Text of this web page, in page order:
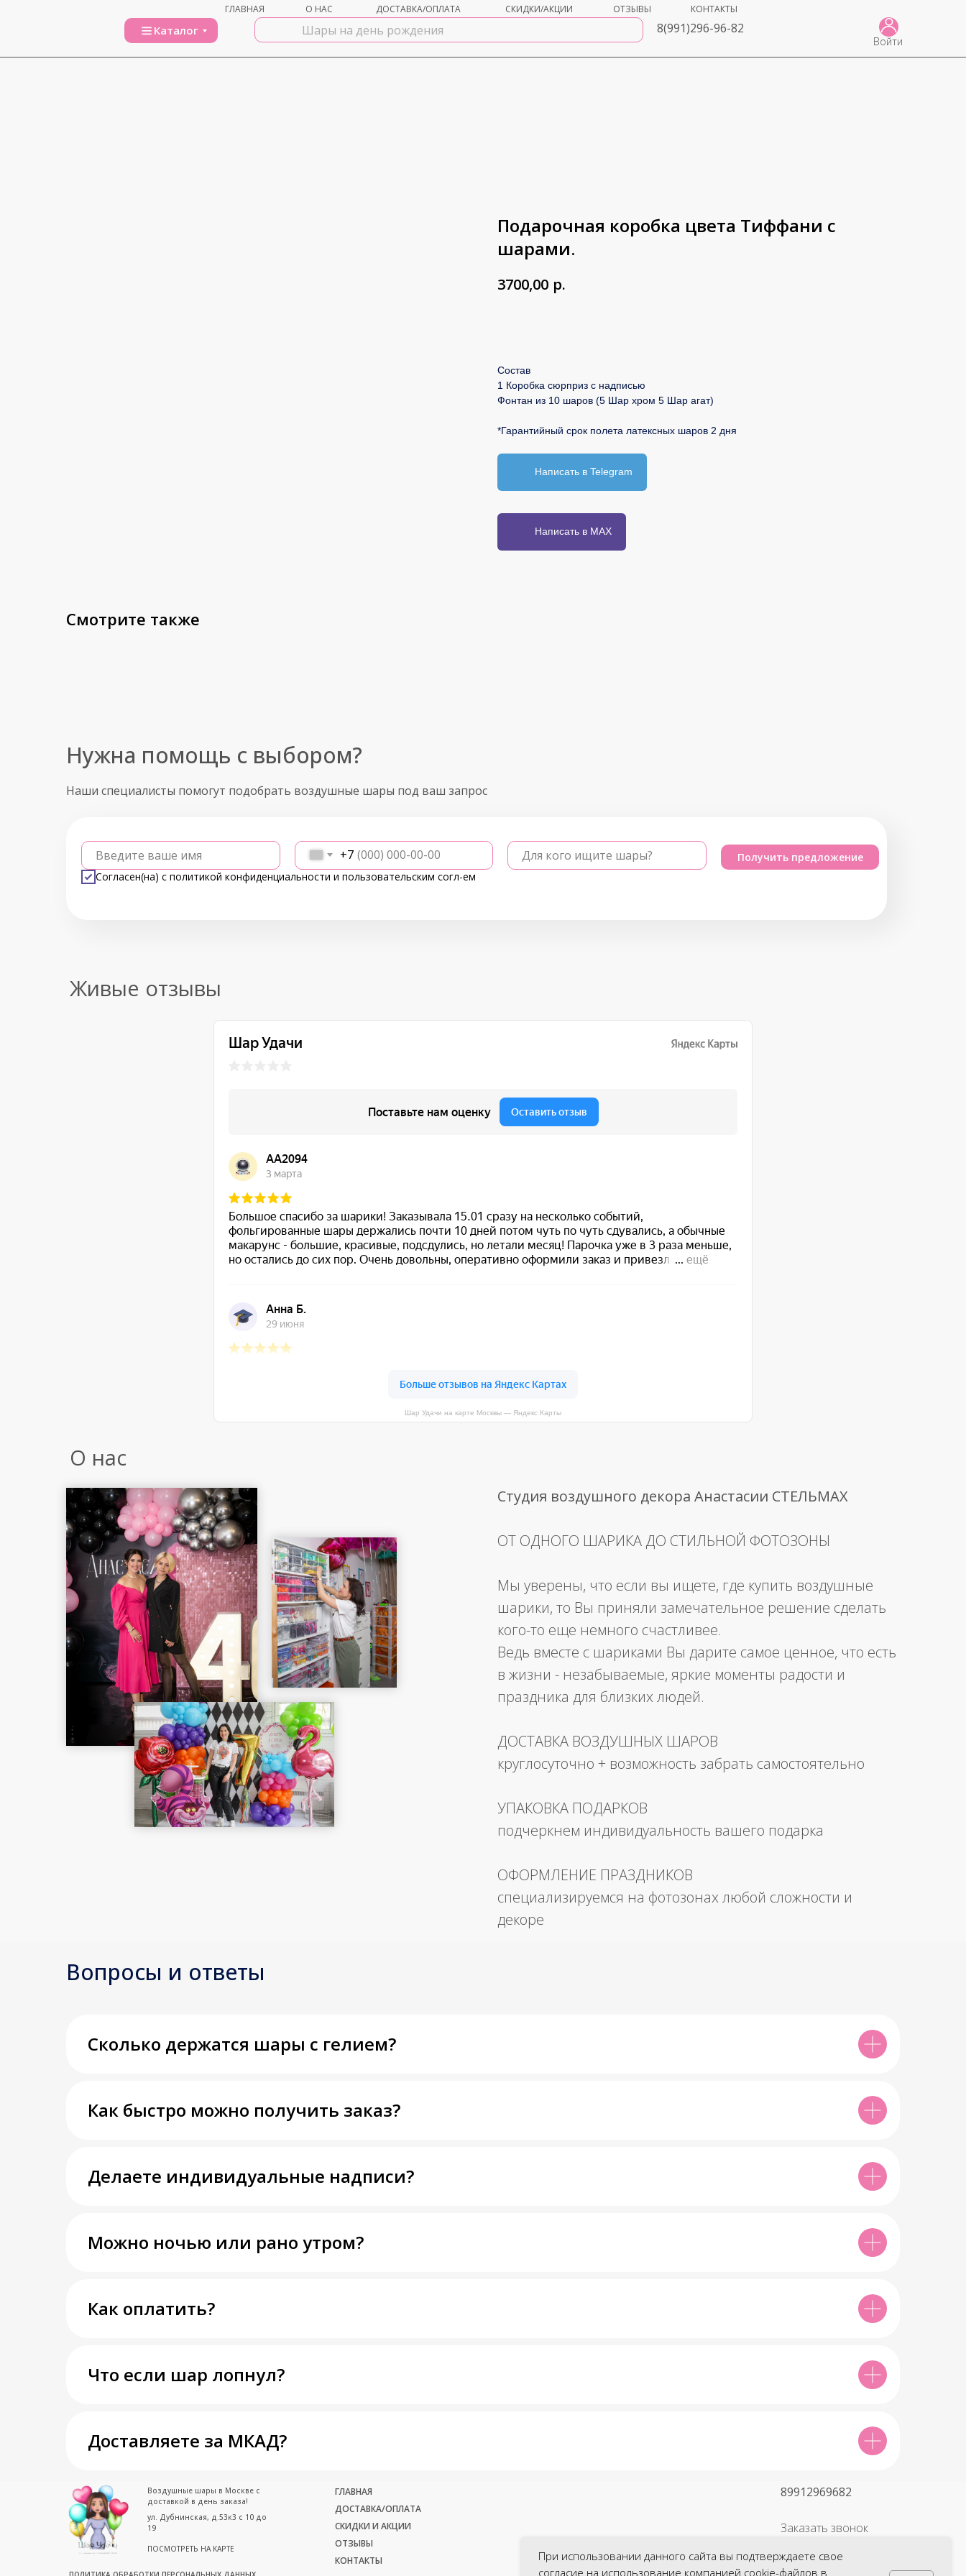
О НАС
ГЛАВНАЯ СКИДКИ/АКЦИИ
ДОСТАВКА/ОПЛАТА ОТЗЫВЫ КОНТАКТЫ
Каталог
Войти
8(991)296-96-82
При использовании данного сайта вы подтверждаете свое
согласие на использование компанией cookie-файлов в
Подарочная коробка цвета Тиффани с
шарами.
3700,00 р.
Состав
1 Коробка сюрприз с надписью
Фонтан из 10 шаров (5 Шар хром 5 Шар агат)
*Гарантийный срок полета латексных шаров 2 дня
Написать в Telegram
Написать в MAX
Смотрите также
Наши специалисты помогут подобрать воздушные шары под ваш запрос
Введите ваше имя +7 Для кого ищите шары?
Согласен(на) с политикой конфиденциальности и пользовательским согл-ем
Получить предложение
Нужна помощь с выбором?
Живые отзывы
Шар Удачи на карте Москвы — Яндекс Карты
О нас
Студия воздушного декора Анастасии СТЕЛЬМАХ
ОТ ОДНОГО ШАРИКА ДО СТИЛЬНОЙ ФОТОЗОНЫ
Мы уверены, что если вы ищете, где купить воздушные
шарики, то Вы приняли замечательное решение сделать
кого-то еще немного счастливее.
Ведь вместе с шариками Вы дарите самое ценное, что есть
в жизни - незабываемые, яркие моменты радости и
праздника для близких людей.
ДОСТАВКА ВОЗДУШНЫХ ШАРОВ
круглосуточно + возможность забрать самостоятельно
УПАКОВКА ПОДАРКОВ
подчеркнем индивидуальность вашего подарка
ОФОРМЛЕНИЕ ПРАЗДНИКОВ
специализируемся на фотозонах любой сложности и
декоре
Вопросы и ответы
Сколько держатся шары с гелием?
Как быстро можно получить заказ?
Делаете индивидуальные надписи?
Можно ночью или рано утром?
Как оплатить?
Что если шар лопнул?
Доставляете за МКАД?
ул. Дубнинская, д.53к3 с 10 до
19
ПОСМОТРЕТЬ НА КАРТЕ ОТЗЫВЫ
ГЛАВНАЯ
ДОСТАВКА/ОПЛАТА
СКИДКИ И АКЦИИ
КОНТАКТЫ
89912969682
Воздушные шары в Москве с
доставкой в день заказа!
Заказать звонок